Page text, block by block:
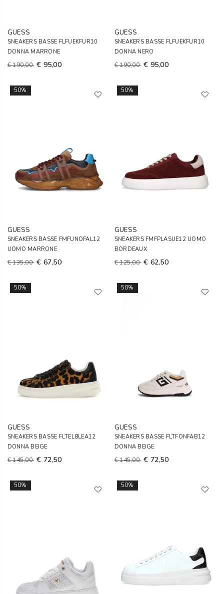
GUESS
SNEAKERS BASSE FLFUEKFUR10
DONNA MARRONE
€ 190,00 € 95,00
GUESS
SNEAKERS BASSE FLFUEKFUR10
DONNA NERO
€ 190,00 € 95,00
50%
GUESS
SNEAKERS BASSE FMFUNOFAL12
UOMO MARRONE
€ 135,00 € 67,50
50%
GUESS
SNEAKERS FMFPLASUE12 UOMO
BORDEAUX
€ 125,00 € 62,50
50%
GUESS
SNEAKERS BASSE FLTEL8LEA12
DONNA BEIGE
€ 145,00 € 72,50
50%
GUESS
SNEAKERS BASSE FLTFONFAB12
DONNA BEIGE
€ 145,00 € 72,50
50% 50%